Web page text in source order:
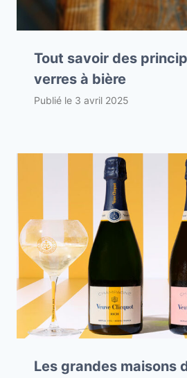
Tout savoir des
verres à bière
Publié le 3 avril 2025
Les grandes maisons